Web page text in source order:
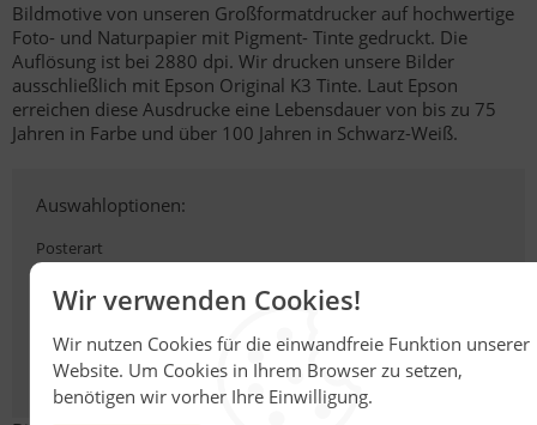
Wir verwenden Cookies!
Wir nutzen Cookies für die einwandfreie Funktion unserer
Website. Um Cookies in Ihrem Browser zu setzen,
benötigen wir vorher Ihre Einwilligung.
Bildmotive von unseren Großformatdrucker auf hochwertige
Foto- und Naturpapier mit Pigment- Tinte gedruckt. Die
Auflösung ist bei 2880 dpi. Wir drucken unsere Bilder
ausschließlich mit Epson Original K3 Tinte. Laut Epson
erreichen diese Ausdrucke eine Lebensdauer von bis zu 75
Jahren in Farbe und über 100 Jahren in Schwarz-Weiß.
Auswahloptionen:
Posterart
Größe